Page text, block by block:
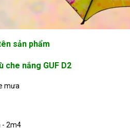
sản phẩm
che nắng GUF D2
mưa
- 2m4